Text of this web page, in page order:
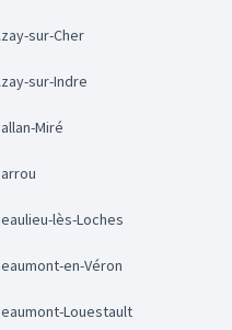
Azay-sur-Cher
Azay-sur-Indre
Ballan-Miré
Barrou
Beaulieu-lès-Loches
Beaumont-en-Véron
Beaumont-Louestault